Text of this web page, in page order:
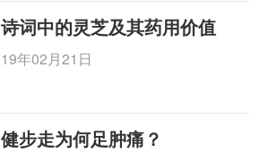
诗词中的灵芝及其药用价值
19年02月21日
健步走为何足肿痛？